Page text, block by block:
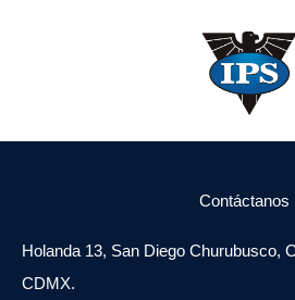
Contáctanos
Holanda 13, San Diego Churubusco,
CDMX.